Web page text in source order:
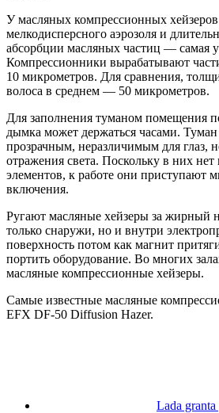
У масляных компрессионных хейзеров
мелкодисперсного аэрозоля и
абсорбции масляных частиц — самая
Компрессионники вырабатывают
10 микрометров. Для сравнения,
волоса в среднем — 50 микрометров.
Для заполнения туманом помещения
дымка может держаться часами. Туман
прозрачным, неразличимым для глаз,
отражения света. Поскольку в них нет
элементов, к работе они приступают
включения.
Ругают масляные хейзеры за жирный
только снаружи, но и внутри
поверхность потом как магнит
портить оборудование. Во многих
масляные компрессионные хейзеры.
Самые известные масляные
EFX DF-50 Diffusion Hazer.
Lada